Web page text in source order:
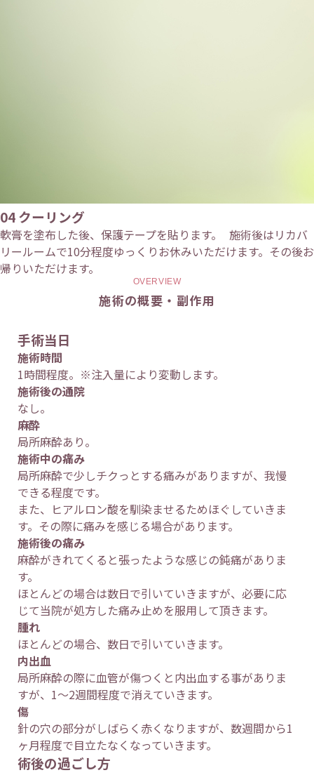
04クーリング
軟膏を塗布した後、保護テープを貼ります。 施術後はリカバ
リールームで10分程度ゆっくりお休みいただけます。その後お
帰りいただけます。
OVERVIEW
施術の概要・副作用
手術当日
施術時間
1時間程度。※注入量により変動します。
施術後の通院
なし。
麻酔
局所麻酔あり。
施術中の痛み
局所麻酔で少しチクっとする痛みがありますが、我慢
できる程度です。
また、ヒアルロン酸を馴染ませるためほぐしていきま
す。その際に痛みを感じる場合があります。
施術後の痛み
麻酔がきれてくると張ったような感じの鈍痛がありま
す。
ほとんどの場合は数日で引いていきますが、必要に応
じて当院が処方した痛み止めを服用して頂きます。
腫れ
ほとんどの場合、数日で引いていきます。
内出血
局所麻酔の際に血管が傷つくと内出血する事がありま
すが、1～2週間程度で消えていきます。
傷
針の穴の部分がしばらく赤くなりますが、数週間から1
ヶ月程度で目立たなくなっていきます。
術後の過ごし方